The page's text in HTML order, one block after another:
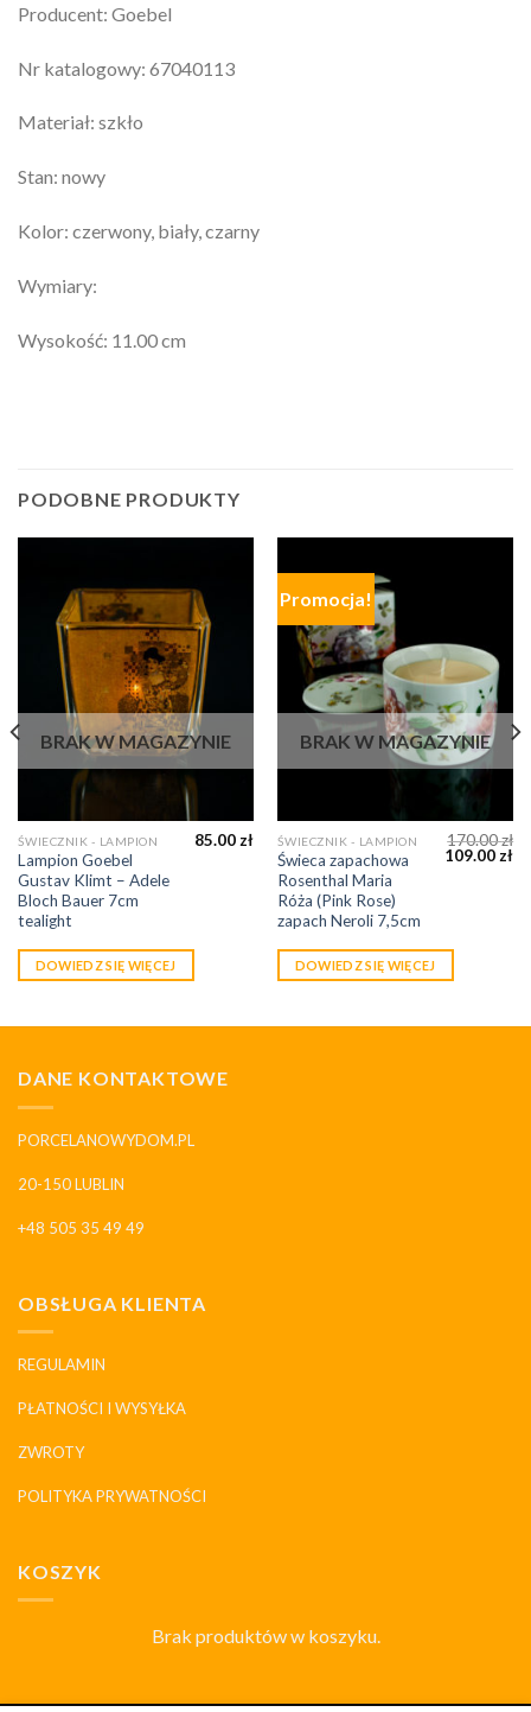
Producent: Goebel
Nr katalogowy: 67040113
Materiał: szkło
Stan: nowy
Kolor: czerwony, biały, czarny
Wymiary:
Wysokość: 11.00 cm
PODOBNE PRODUKTY
BRAK W MAGAZYNIE
ŚWIECZNIK - LAMPION
Lampion Goebel
Gustav Klimt – Adele
Bloch Bauer 7cm
tealight
85.00 zł
DOWIEDZ SIĘ WIĘCEJ
Promocja!
BRAK W MAGAZYNIE
ŚWIECZNIK - LAMPION
Świeca zapachowa
Rosenthal Maria
Róża (Pink Rose)
zapach Neroli 7,5cm
170.00zł
109.00 zł
DOWIEDZ SIĘ WIĘCEJ
DANE KONTAKTOWE
PORCELANOWYDOM.PL
20-150 LUBLIN
+48 505 35 49 49
OBSŁUGA KLIENTA
REGULAMIN
PŁATNOŚCI I WYSYŁKA
ZWROTY
POLITYKA PRYWATNOŚCI
KOSZYK
Brak produktów w koszyku.